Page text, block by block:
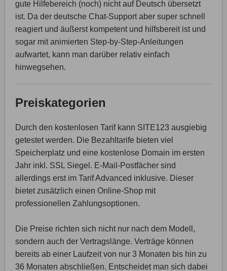
gute Hilfebereich (noch) nicht auf Deutsch übersetzt
ist. Da der deutsche Chat-Support aber super schnell
reagiert und äußerst kompetent und hilfsbereit ist und
sogar mit animierten Step-by-Step-Anleitungen
aufwartet, kann man darüber relativ einfach
hinwegsehen.
Preiskategorien
Durch den kostenlosen Tarif kann SITE123 ausgiebig
getestet werden. Die Bezahltarife bieten viel
Speicherplatz und eine kostenlose Domain im ersten
Jahr inkl. SSL Siegel. E-Mail-Postfächer sind
allerdings erst im Tarif Advanced inklusive. Dieser
bietet zusätzlich einen Online-Shop mit
professionellen Zahlungsoptionen.
Die Preise richten sich nicht nur nach dem Modell,
sondern auch der Vertragslänge. Verträge können
bereits ab einer Laufzeit von nur 3 Monaten bis hin zu
36 Monaten abschließen. Entscheidet man sich dabei